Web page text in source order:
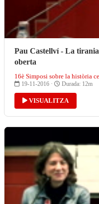
Pau Castellví - La
oberta
16è Simposi sobre la història
19-11-2016 · Durada: 12m
VISUALITZA